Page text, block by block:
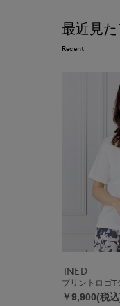
最近見
Recent
INED
プリントロゴT
￥9,900(税